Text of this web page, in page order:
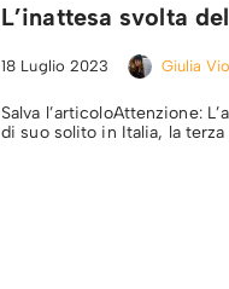
L’inattesa svolta
18 Luglio 2023 Giulia
Salva l’articoloAttenzione:
di suo solito in Italia, la